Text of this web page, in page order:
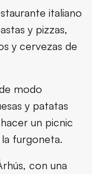
italiano
y pizzas,
y cervezas de
modo
y patatas
un picnic
furgoneta.
con una